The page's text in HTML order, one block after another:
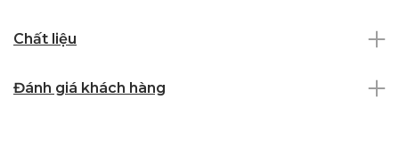
Chất liệu
Đánh giá khách hàng